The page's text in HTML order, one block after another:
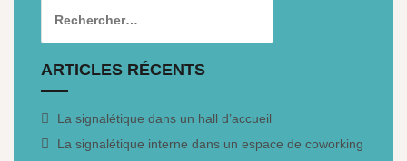
ARTICLES RÉCENTS
La signalétique dans un hall d’accueil
La signalétique interne dans un espace de coworking